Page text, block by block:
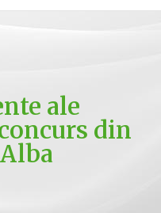
ale
din